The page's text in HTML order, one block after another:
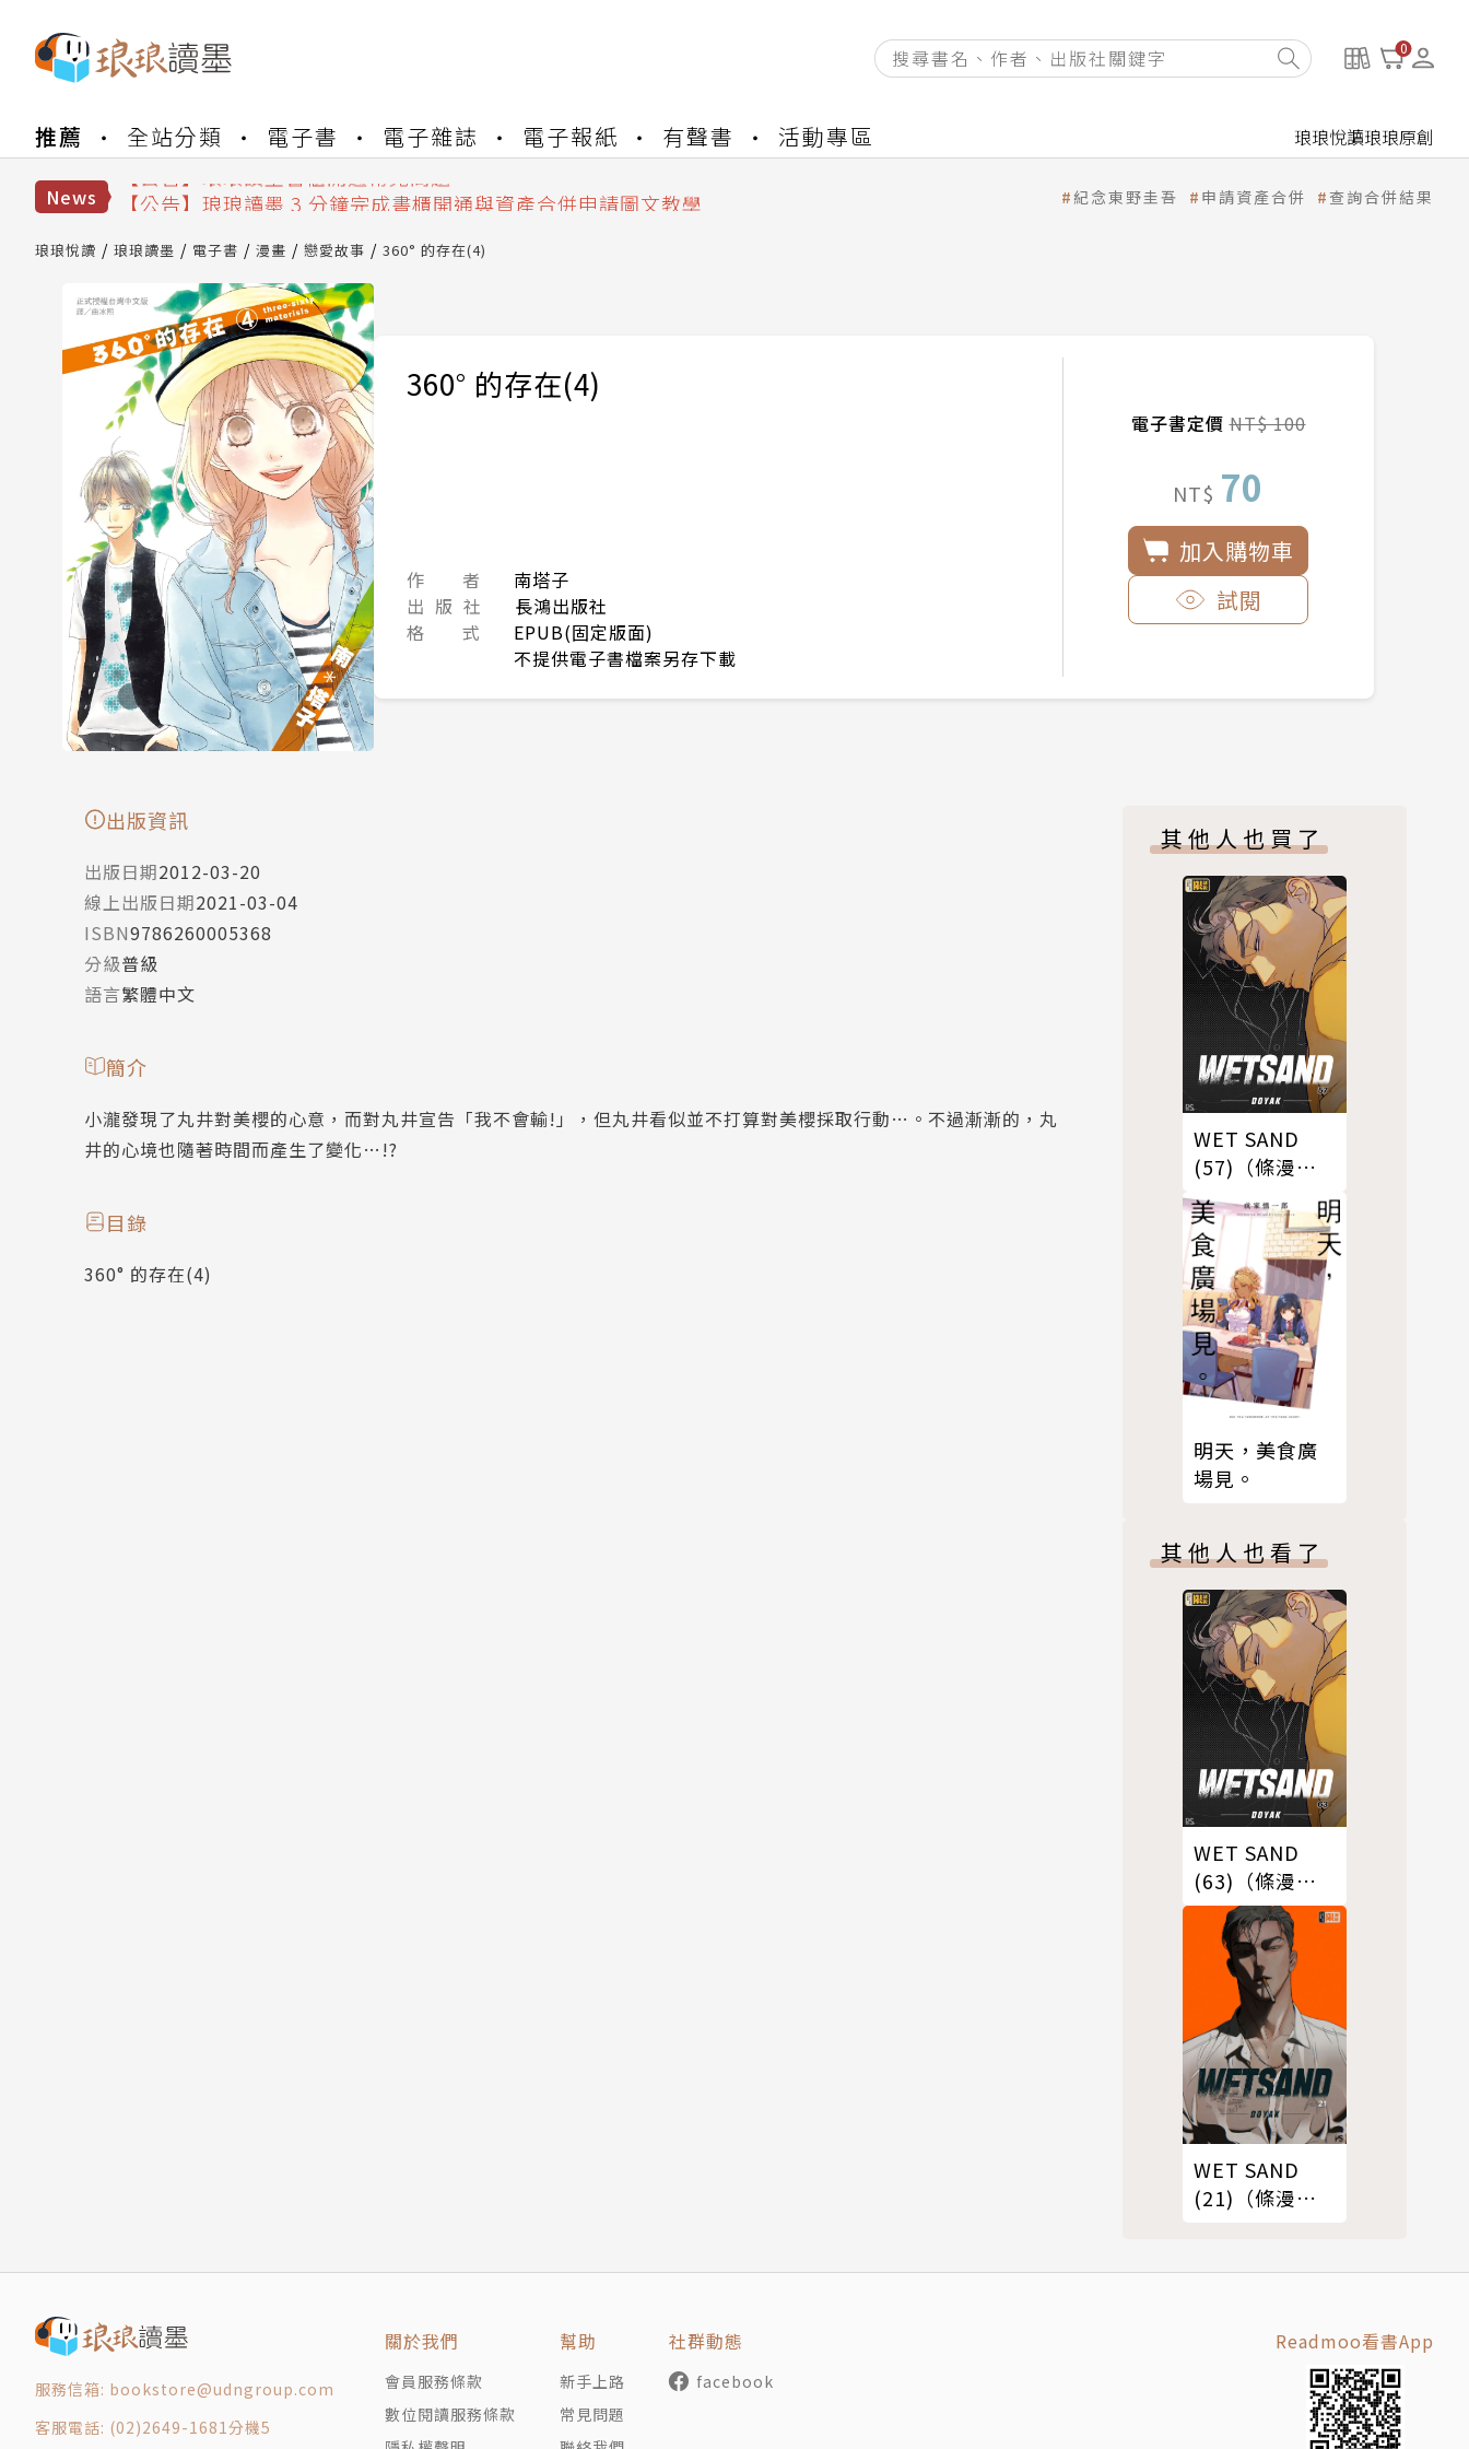
0
推薦 全站分類 電子書 電子雜誌 電子報紙 有聲書 活動專區 琅琅悅讀琅琅原創
News
【公告】琅琅讀墨數位閱讀資產合併與書櫃開通申請
【公告】琅琅讀墨 3 分鐘完成書櫃開通與資產合併申請圖文教學
【公告】琅琅讀墨數位閱讀資產合併與書櫃開通申請
紀念東野圭吾 申請資產合併 查詢合併結果
琅琅悅讀 琅琅讀墨 電子書 漫畫 戀愛故事 360° 的存在(4)
360° 的存在(4)
作 者
南塔子
出 版 社
長鴻出版社
格 式
EPUB(固定版面)
不提供電子書檔案另存下載
電子書定價NT$ 100
NT$ 70
加入購物車
試閱
出版資訊
出版日期2012-03-20
線上出版日期2021-03-04
ISBN9786260005368
分級普級
語言繁體中文
簡介
小瀧發現了丸井對美櫻的心意，而對丸井宣告「我不會輸!」，但丸井看似並不打算對美櫻採取行動…。不過漸漸的，丸
井的心境也隨著時間而產生了變化…!?
目錄
360° 的存在(4)
其他人也買了
WET SAND
(57)（條漫
版）
明天，美食廣
場見。
其他人也看了
WET SAND
(63)（條漫
版）
WET SAND
(21)（條漫
服務信箱: bookstore@udngroup.com
客服電話: (02)2649-1681分機5
關於我們
會員服務條款
數位閱讀服務條款
幫助
新手上路
常見問題
社群動態
facebook
Readmoo看書App